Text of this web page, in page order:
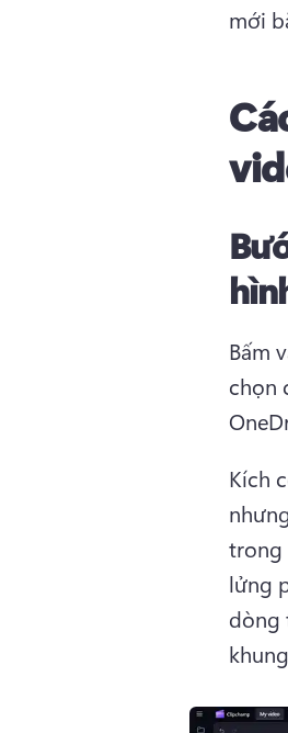
mới
Bấm
chọn
Kích
trong
lửng
dòng